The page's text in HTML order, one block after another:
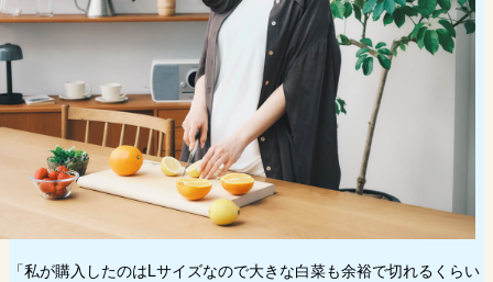
「私が購入したのはLサイズなので大きな白菜も余裕で切れるくらい